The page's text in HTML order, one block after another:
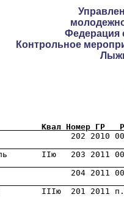
Федерация
Контрольное
Квал Номер
202
IIю   203